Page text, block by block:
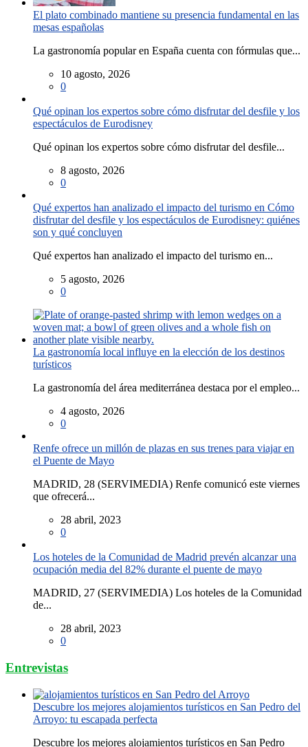
El plato combinado mantiene su presencia fundamental en las
mesas españolas
La gastronomía popular en España cuenta con fórmulas que...
10 agosto, 2026
0
Qué opinan los expertos sobre cómo disfrutar del desfile y los
espectáculos de Eurodisney
Qué opinan los expertos sobre cómo disfrutar del desfile...
8 agosto, 2026
0
Qué expertos han analizado el impacto del turismo en Cómo
disfrutar del desfile y los espectáculos de Eurodisney: quiénes
son y qué concluyen
Qué expertos han analizado el impacto del turismo en...
5 agosto, 2026
0
La gastronomía local influye en la elección de los destinos
turísticos
La gastronomía del área mediterránea destaca por el empleo...
4 agosto, 2026
0
Renfe ofrece un millón de plazas en sus trenes para viajar en
el Puente de Mayo
MADRID, 28 (SERVIMEDIA) Renfe comunicó este viernes
que ofrecerá...
28 abril, 2023
0
Los hoteles de la Comunidad de Madrid prevén alcanzar una
ocupación media del 82% durante el puente de mayo
MADRID, 27 (SERVIMEDIA) Los hoteles de la Comunidad
de...
28 abril, 2023
0
Entrevistas
Descubre los mejores alojamientos turísticos en San Pedro del
Arroyo: tu escapada perfecta
Descubre los mejores alojamientos turísticos en San Pedro